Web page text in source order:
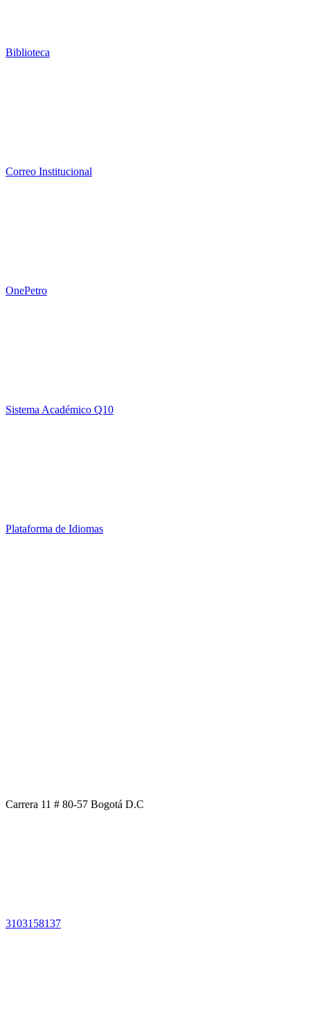
Biblioteca
Correo Institucional
OnePetro
Sistema Académico Q10
Plataforma de Idiomas
Carrera 11 # 80-57 Bogotá D.C
3103158137